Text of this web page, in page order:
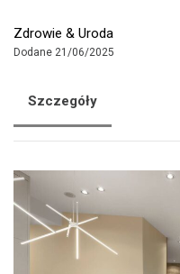
Zdrowie & Uroda
Dodane 21/06/2025
Szczegóły